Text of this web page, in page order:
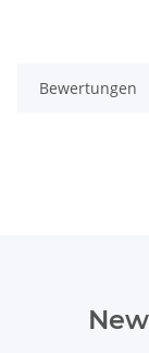
Bewertungen